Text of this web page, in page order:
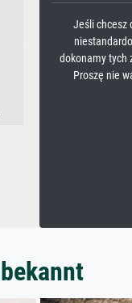
Jeśli chcesz
dokonamy tych
Proszę nie